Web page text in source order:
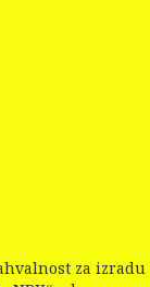
za izradu